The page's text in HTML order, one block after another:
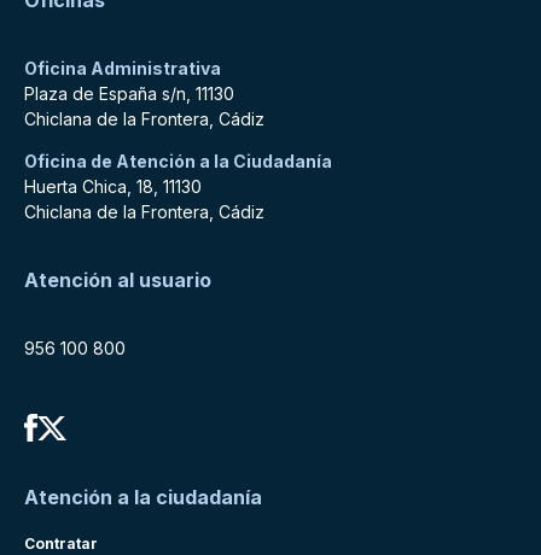
Oficina Administrativa
Plaza de España s/n, 11130
Chiclana de la Frontera, Cádiz
Oficina de Atención a la Ciudadanía
Huerta Chica, 18, 11130
Chiclana de la Frontera, Cádiz
Atención al usuario
956 100 800
Atención a la ciudadanía
Contratar